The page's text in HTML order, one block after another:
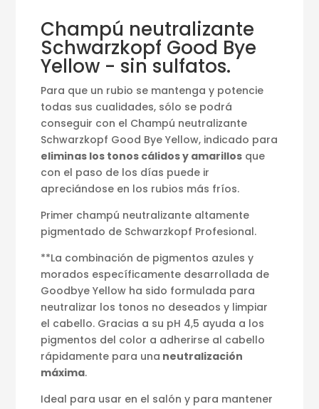
Champú neutralizante
Schwarzkopf Good Bye
Yellow - sin sulfatos.
Para que un rubio se mantenga y potencie
todas sus cualidades, sólo se podrá
conseguir con el Champú neutralizante
Schwarzkopf Good Bye Yellow, indicado para
eliminas los tonos cálidos y amarillos que
con el paso de los días puede ir
apreciándose en los rubios más fríos.
Primer champú neutralizante altamente
pigmentado de Schwarzkopf Profesional.
**La combinación de pigmentos azules y
morados específicamente desarrollada de
Goodbye Yellow ha sido formulada para
neutralizar los tonos no deseados y limpiar
el cabello. Gracias a su pH 4,5 ayuda a los
pigmentos del color a adherirse al cabello
rápidamente para una neutralización
máxima.
Ideal para usar en el salón y para mantener